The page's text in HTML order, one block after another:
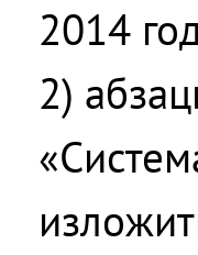
2014
2)